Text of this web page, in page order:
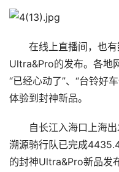
科
技
车
登录
在线上直播间，也
Ultra&Pro的发布。各地
“已经心动了”、“台铃好
体验到封神新品。
自长江入海口上海
溯源骑行队已完成
的封神Ultra&Pro新品发